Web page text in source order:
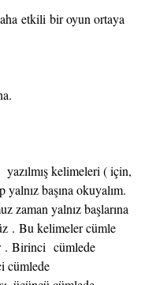
etkili bir oyun ortaya
kelimeleri ( için,
başına okuyalım.
zaman yalnız başlarına
. Bu kelimeler cümle
. Birinci cümlede
cümlede